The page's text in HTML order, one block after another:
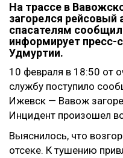
На трассе в
загорелся рейсовый
спасателям
информирует
Удмуртии.
10 февраля в 18:50 от
службу поступило
Ижевск — Вавож
Инцидент произошел
Выяснилось, что
отсеке. К тушению